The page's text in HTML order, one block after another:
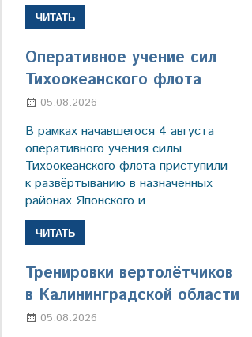
ЧИТАТЬ
Оперативное учение сил
Тихоокеанского флота
05.08.2026
В рамках начавшегося 4 августа
оперативного учения силы
Тихоокеанского флота приступили
к развёртыванию в назначенных
районах Японского и
ЧИТАТЬ
Тренировки вертолётчиков
в Калининградской области
05.08.2026